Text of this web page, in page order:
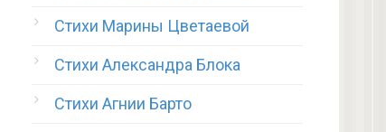
Стихи Марины Цветаевой
Стихи Александра Блока
Стихи Агнии Барто